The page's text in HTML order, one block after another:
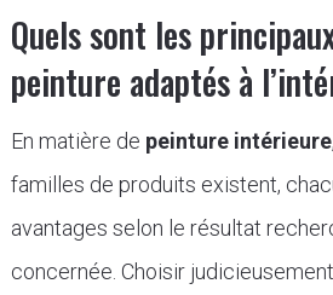
Quels sont les
peinture adaptés à
En matière de peinture intérieure
familles de produits existent,
avantages selon le résultat
concernée. Choisir